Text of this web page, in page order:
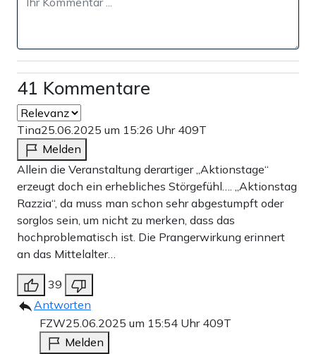
41 Kommentare
Tina25.06.2025 um 15:26 Uhr 409T
Melden
Allein die Veranstaltung derartiger „Aktionstage“
erzeugt doch ein erhebliches Störgefühl…. „Aktionstag
Razzia“, da muss man schon sehr abgestumpft oder
sorglos sein, um nicht zu merken, dass das
hochproblematisch ist. Die Prangerwirkung erinnert
an das Mittelalter…
39
Antworten
FZW25.06.2025 um 15:54 Uhr 409T
Melden